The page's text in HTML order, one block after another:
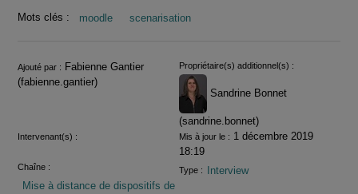
Mots clés : moodle scenarisation
Informations
Ajouté par : Fabienne Gantier
(fabienne.gantier)
Propriétaire(s) additionnel(s) :
Sandrine Bonnet
(sandrine.bonnet)
Intervenant(s) : Mis à jour le : 1 décembre 2019
18:19
Chaîne :
Mise à distance de dispositifs de
Type : Interview